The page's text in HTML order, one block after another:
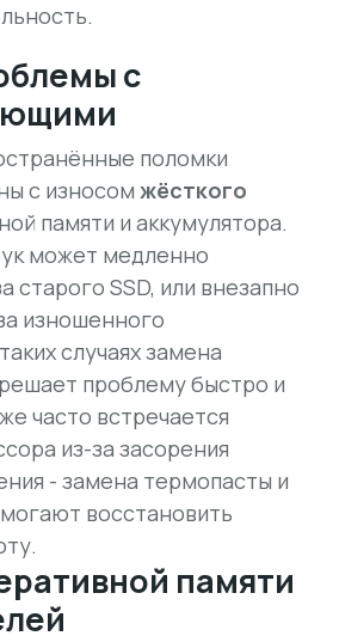
с
поломки
с износом жёсткого
памяти и аккумулятора.
может медленно
старого SSD, или внезапно
изношенного
случаях замена
проблему быстро и
часто встречается
из-за засорения
- замена термопасты и
восстановить
памяти